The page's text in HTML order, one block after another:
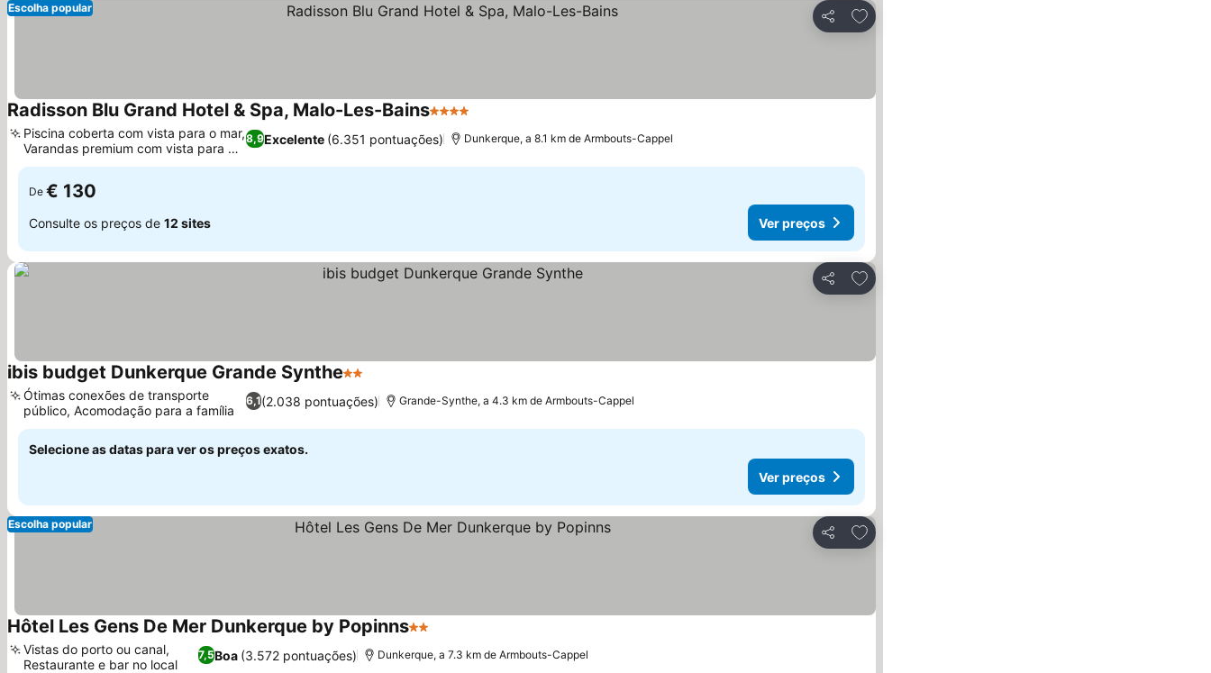
Partilhar
Adicionar aos favoritos
Escolha popular
Radisson Blu Grand Hotel & Spa, Malo-Les-Bains4 Estrelas
8,9Excelente (6.351 pontuações)
Piscina coberta com vista para o mar,
Varandas premium com vista para o
mar
Dunkerque, a 8.1 km de Armbouts-Cappel
De € 130
Consulte os preços de 12 sites Ver preços
Partilhar
Adicionar aos favoritos
ibis budget Dunkerque Grande Synthe2 Estrelas
6,1(2.038 pontuações)
Ótimas conexões de transporte
público, Acomodação para a família
Grande-Synthe, a 4.3 km de Armbouts-Cappel
Selecione as datas para ver os preços exatos.
Ver preços
Partilhar
Adicionar aos favoritos
Escolha popular
Hôtel Les Gens De Mer Dunkerque by Popinns2 Estrelas
7,5Boa (3.572 pontuações)
Vistas do porto ou canal,
Restaurante e bar no local
Dunkerque, a 7.3 km de Armbouts-Cappel